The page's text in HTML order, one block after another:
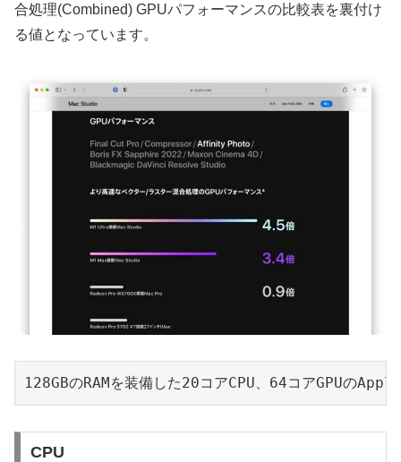
合処理(Combined) GPUパフォーマンスの比較表を裏付け
る値となっています。
128GBのRAMを装備した20コアCPU、64コアGPUの
CPU